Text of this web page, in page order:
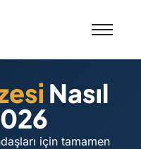
Nasıl
için tamamen